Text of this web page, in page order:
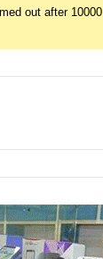
out after 10000